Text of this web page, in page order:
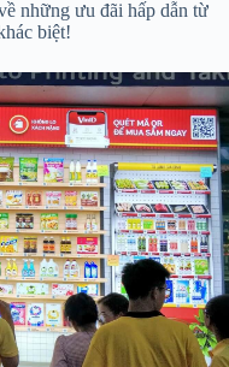
những ưu đãi hấp dẫn từ
biệt!